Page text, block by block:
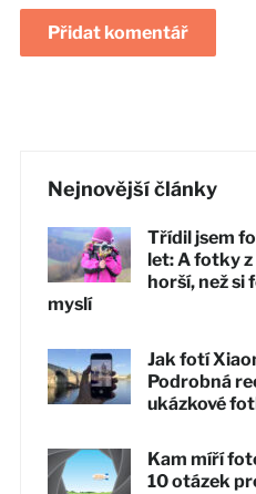
Nejnovější články
Třídil jsem
let: A fotky
horší, než si
myslí
Jak fotí
Podrobná
ukázkové
Kam míří
10 otázek